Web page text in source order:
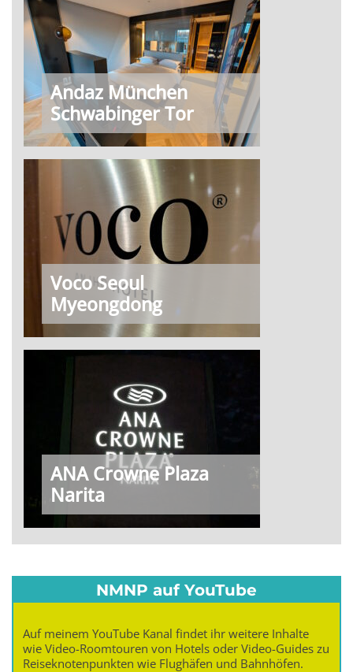
Andaz München
Schwabinger Tor
Voco Seoul
Myeongdong
ANA Crowne Plaza
Narita
NMNP auf YouTube
Auf meinem YouTube Kanal findet ihr weitere Inhalte
wie Video-Roomtouren von Hotels oder Video-Guides zu
Reiseknotenpunkten wie Flughäfen und Bahnhöfen.